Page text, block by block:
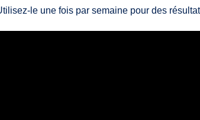
le une fois par semaine pour des